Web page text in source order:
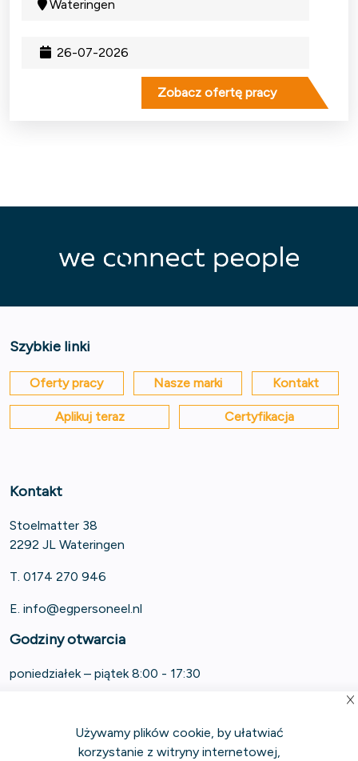
26-07-2026
Wateringen
Zobacz ofertę pracy
Szybkie linki
Oferty pracy Nasze marki Kontakt
Aplikuj teraz Certyfikacja
Kontakt
Stoelmatter 38
2292 JL Wateringen
T. 0174 270 946
E. info@egpersoneel.nl
Godziny otwarcia
poniedziałek – piątek 8:00 - 17:30
Używamy plików cookie, by ułatwiać
korzystanie z witryny internetowej,